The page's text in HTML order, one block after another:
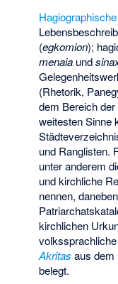
Hagiographische
(egkomion);
menaiaund
(Rhetorik,
dem Bereich
weitesten Sinne
und Ranglisten.
unter anderem
und kirchliche
nennen,
kirchlichen
Akritas aus dem
belegt.